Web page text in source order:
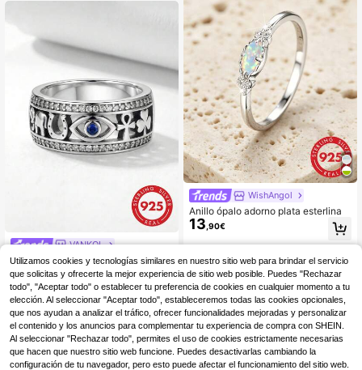
VANKOL
1 pieza Anillo de ojo malvado de pla
ta de ley 925, adecuado para mujer
es, regalo exquisito, se puede comb
inar con joyas esenciales de viaje
12 Left
#2 Más vendidos
en Boda Anillos Finos
12 Left
#2 Más vendidos
en Boda Anillos Finos
12 Left
#2 Más vendidos
en Boda Anillos Finos
12 Left
12 ,15€
WishAngol
Anillo ópalo adorno plata esterlina
13 ,90€
Utilizamos cookies y tecnologías similares en nuestro sitio web para brindar el servicio
que solicitas y ofrecerte la mejor experiencia de sitio web posible. Puedes "Rechazar
todo", "Aceptar todo" o establecer tu preferencia de cookies en cualquier momento a tu
elección. Al seleccionar "Aceptar todo", estableceremos todas las cookies opcionales,
que nos ayudan a analizar el tráfico, ofrecer funcionalidades mejoradas y personalizar
el contenido y los anuncios para complementar tu experiencia de compra con SHEIN.
Al seleccionar "Rechazar todo", permites el uso de cookies estrictamente necesarias
que hacen que nuestro sitio web funcione. Puedes desactivarlas cambiando la
configuración de tu navegador, pero esto puede afectar el funcionamiento del sitio web.